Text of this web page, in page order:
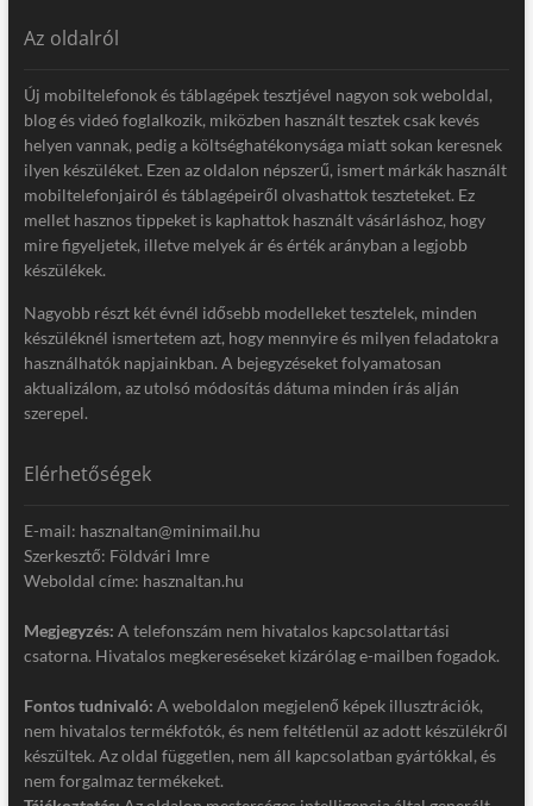
Az oldalról
Új mobiltelefonok és táblagépek tesztjével nagyon sok weboldal,
blog és videó foglalkozik, miközben használt tesztek csak kevés
helyen vannak, pedig a költséghatékonysága miatt sokan keresnek
ilyen készüléket. Ezen az oldalon népszerű, ismert márkák használt
mobiltelefonjairól és táblagépeiről olvashattok teszteteket. Ez
mellet hasznos tippeket is kaphattok használt vásárláshoz, hogy
mire figyeljetek, illetve melyek ár és érték arányban a legjobb
készülékek.
Nagyobb részt két évnél idősebb modelleket tesztelek, minden
készüléknél ismertetem azt, hogy mennyire és milyen feladatokra
használhatók napjainkban. A bejegyzéseket folyamatosan
aktualizálom, az utolsó módosítás dátuma minden írás alján
szerepel.
Elérhetőségek
E-mail: hasznaltan@minimail.hu
Szerkesztő: Földvári Imre
Weboldal címe: hasznaltan.hu
Megjegyzés: A telefonszám nem hivatalos kapcsolattartási
csatorna. Hivatalos megkereséseket kizárólag e-mailben fogadok.
Fontos tudnivaló: A weboldalon megjelenő képek illusztrációk,
nem hivatalos termékfotók, és nem feltétlenül az adott készülékről
készültek. Az oldal független, nem áll kapcsolatban gyártókkal, és
nem forgalmaz termékeket.